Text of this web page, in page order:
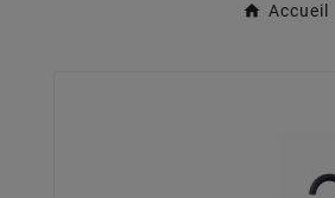
Accueil